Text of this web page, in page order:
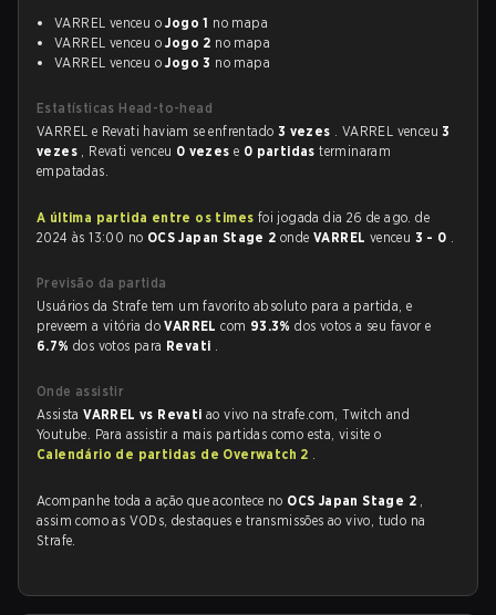
VARREL venceu oJogo 1 no mapa
VARREL venceu oJogo 2 no mapa
VARREL venceu oJogo 3 no mapa
Estatísticas Head-to-head
VARREL e Revati haviam se enfrentado 3 vezes . VARREL venceu3
vezes , Revati venceu 0 vezese 0 partidasterminaram
empatadas.
A última partida entre os times foi jogada dia 26 de ago. de
2024 às 13:00 no OCS Japan Stage 2ondeVARREL venceu 3 - 0 .
Previsão da partida
Usuários da Strafe tem um favorito absoluto para a partida, e
preveem a vitória doVARRELcom 93.3%dos votos a seu favor e
6.7% dos votos para Revati .
Onde assistir
AssistaVARREL vs Revatiao vivo na strafe.com, Twitch and
Youtube. Para assistir a mais partidas como esta, visite o
Calendário de partidas de Overwatch 2 .
Acompanhe toda a ação que acontece no OCS Japan Stage 2 ,
assim como as VODs, destaques e transmissões ao vivo, tudo na
Strafe.